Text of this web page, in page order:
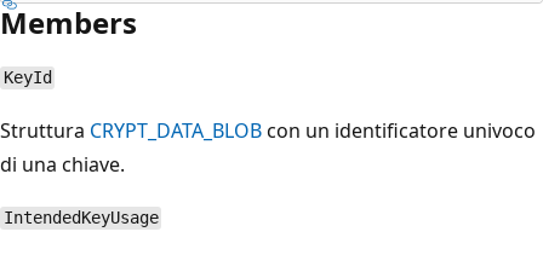
Members
KeyId
Struttura CRYPT_DATA_BLOBcon un identificatore univoco
di una chiave.
IntendedKeyUsage